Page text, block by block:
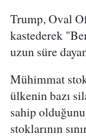
Trump, Oval
kastederek
uzun süre
Mühimmat
ülkenin bazı
sahip
stoklarının